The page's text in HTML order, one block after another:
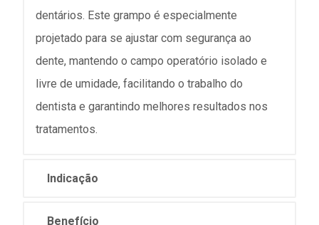
dentários. Este grampo é especialmente
projetado para se ajustar com segurança ao
dente, mantendo o campo operatório isolado e
livre de umidade, facilitando o trabalho do
dentista e garantindo melhores resultados nos
tratamentos.
Indicação
Benefício